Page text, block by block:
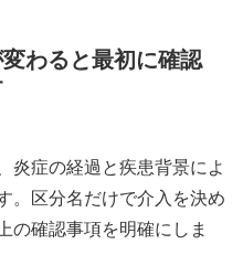
わると最初に確認
炎症の経過と疾患背景によ
。区分名だけで介入を決め
の確認事項を明確にしま